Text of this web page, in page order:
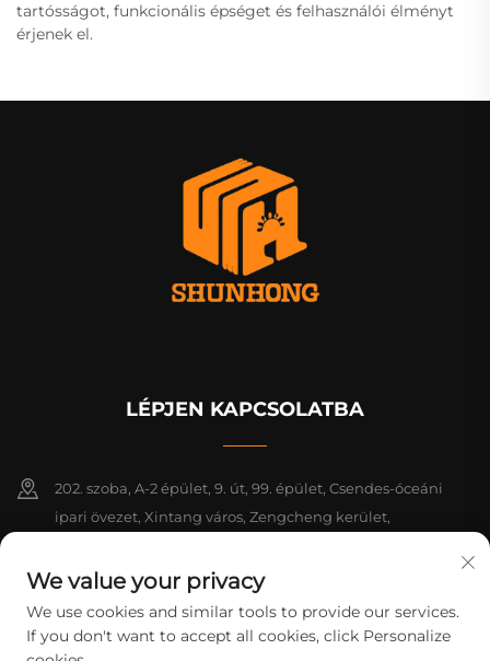
tartósságot, funkcionális épséget és felhasználói élményt
érjenek el.
LÉPJEN KAPCSOLATBA
202. szoba, A-2 épület, 9. út, 99. épület, Csendes-óceáni
ipari övezet, Xintang város, Zengcheng kerület,
+86-18925142858
[email protected]
We value your privacy
We use cookies and similar tools to provide our services.
If you don't want to accept all cookies, click Personalize